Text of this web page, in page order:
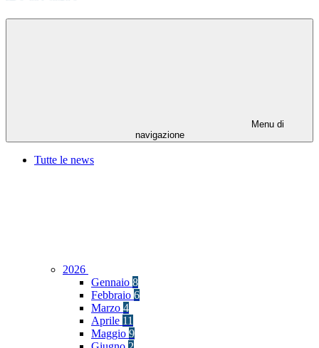
Menu di
navigazione
Tutte le news
2026
Gennaio 8
Febbraio 6
Marzo 4
Aprile 11
Maggio 9